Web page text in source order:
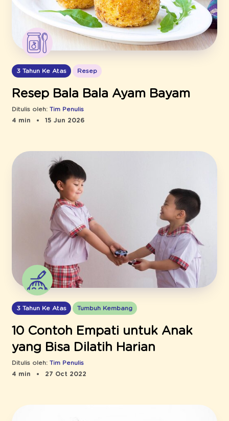
3 Tahun Ke Atas Resep
Resep Bala Bala Ayam Bayam
Ditulis oleh: Tim Penulis
4 min
15 Jun 2026
3 Tahun Ke Atas Tumbuh Kembang
10 Contoh Empati untuk Anak
yang Bisa Dilatih Harian
Ditulis oleh: Tim Penulis
4 min
27 Oct 2022